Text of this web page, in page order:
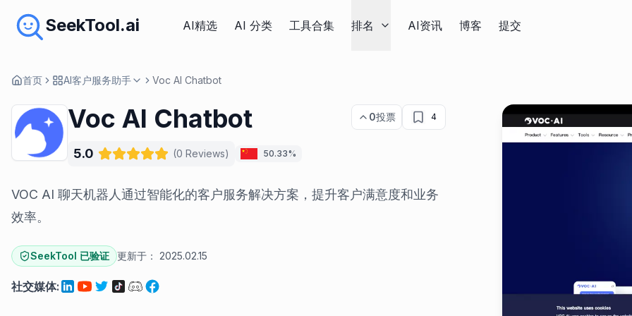
SeekTool.ai AI精选 AI 分类 工具合集 排名 AI资讯 博客 提交
首页 AI客户服务助手 Voc AI Chatbot
Voc AI Chatbot 0投票 4
5.0 (0 Reviews) 50.33%
VOC AI 聊天机器人通过智能化的客户服务解决方案，提升客户满意度和业务
效率。
SeekTool 已验证 更新于： 2025.02.15
社交媒体: